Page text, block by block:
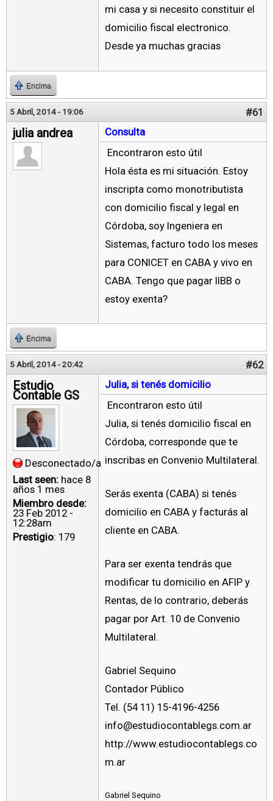
mi casa y si necesito constituir el
domicilio fiscal electronico.
Desde ya muchas gracias
Encima
5 Abril, 2014 - 19:06 #61
julia andrea
Consulta
Encontraron esto útil
Hola ésta es mi situación. Estoy
inscripta como monotributista
con domicilio fiscal y legal en
Córdoba, soy Ingeniera en
Sistemas, facturo todo los meses
para CONICET en CABA y vivo en
CABA. Tengo que pagar IIBB o
estoy exenta?
Encima
5 Abril, 2014 - 20:42 #62
Estudio
Contable GS
Desconectado/a
Last seen: hace 8
años 1 mes
Miembro desde:
23 Feb 2012 -
12:28am
Prestigio: 179
Julia, si tenés domicilio
Encontraron esto útil
Julia, si tenés domicilio fiscal en
Córdoba, corresponde que te
inscribas en Convenio Multilateral.
Serás exenta (CABA) si tenés
domicilio en CABA y facturás al
cliente en CABA.
Para ser exenta tendrás que
modificar tu domicilio en AFIP y
Rentas, de lo contrario, deberás
pagar por Art. 10 de Convenio
Multilateral.
Gabriel Sequino
Contador Público
Tel. (54 11) 15-4196-4256
info@estudiocontablegs.com.ar
http://www.estudiocontablegs.co
m.ar
Gabriel Sequino